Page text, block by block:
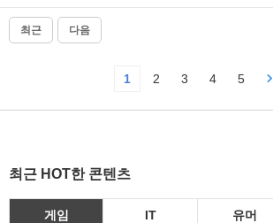
최근 다음
1 2 3 4 5
최근 HOT한 콘텐츠
게임 IT 유머